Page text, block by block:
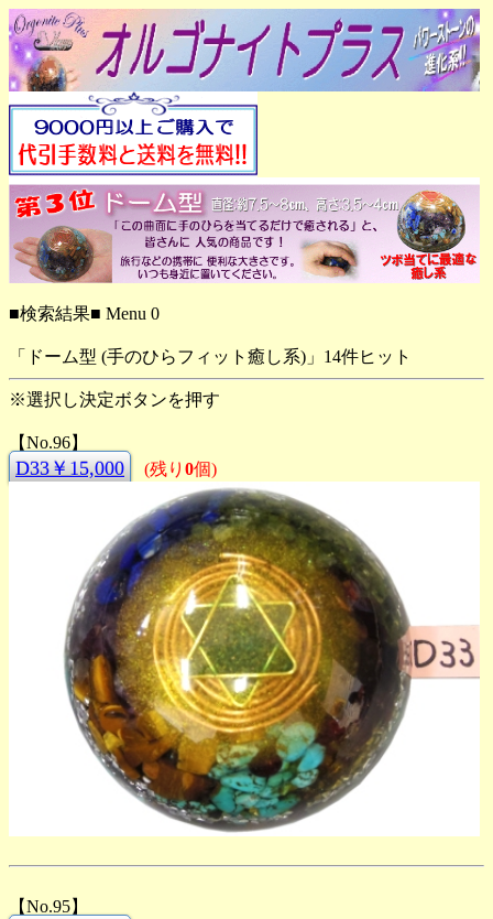
■検索結果■ Menu 0
「ドーム型 (手のひらフィット癒し系)」14件ヒット
※選択し決定ボタンを押す
【No.96】
D33￥15,000 (残り 0個)
【No.95】